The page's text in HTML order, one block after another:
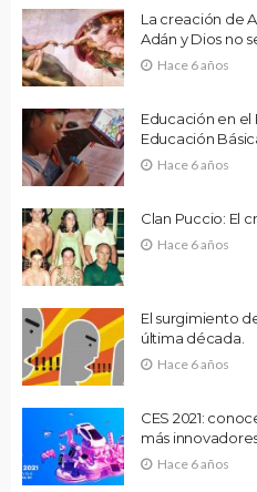
La creación de
Adán y Dios no
Hace 6 años
Educación en el
Educación
Hace 6 años
Clan Puccio: El
Hace 6 años
El surgimiento
última década.
Hace 6 años
CES 2021:
más
Hace 6 años